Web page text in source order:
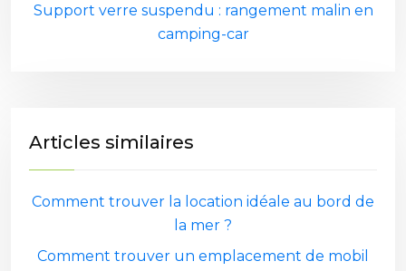
Support verre suspendu : rangement malin en
camping-car
Articles similaires
Comment trouver la location idéale au bord de
la mer ?
Comment trouver un emplacement de mobil